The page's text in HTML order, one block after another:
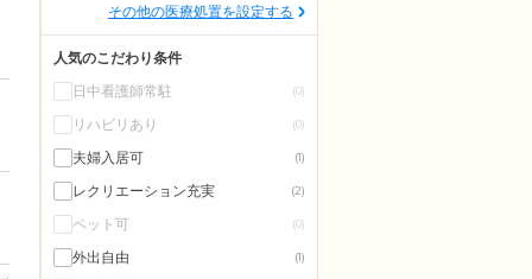
その他の医療処置を設定する
人気のこだわり条件
日中看護師常駐
(0)
リハビリあり (0)
夫婦入居可 (1)
レクリエーション充実 (2)
ペット可 (0)
外出自由 (1)